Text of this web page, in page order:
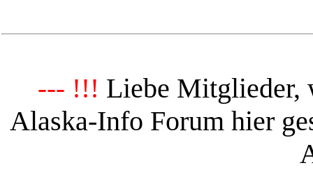
--- !!! Liebe Mitglieder,
Alaska-Info Forum hier